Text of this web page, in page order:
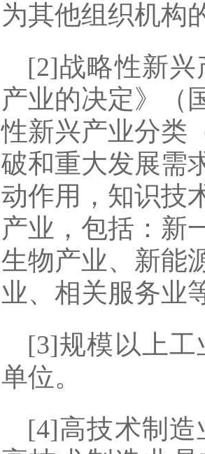
为其他组织机构
[2]战略性新
产业的决定》（
性新兴产业分类
破和重大发展需
动作用，知识技
产业，包括：新
生物产业、新能
业、相关服务业
[3]规模以上工
单位。
[4]高技术制造